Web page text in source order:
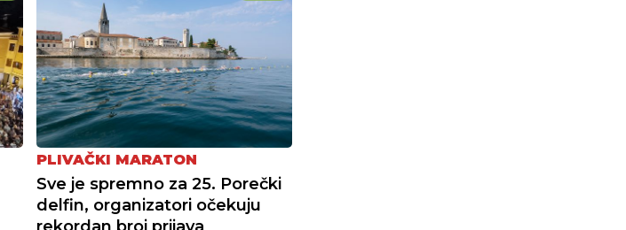
PLIVAČKI MARATON
Sve je spremno za 25. Porečki
delfin, organizatori očekuju